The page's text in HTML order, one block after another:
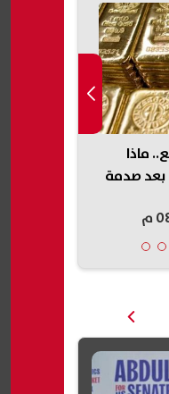
ماذا
بعد صدمة